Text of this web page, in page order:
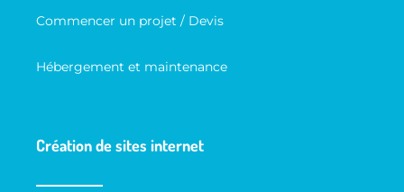
Commencer un projet / Devis
Hébergement et maintenance
Création de sites internet